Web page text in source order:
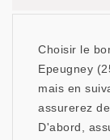
Choisir le
Epeugney
mais en
assurerez
D'abord,